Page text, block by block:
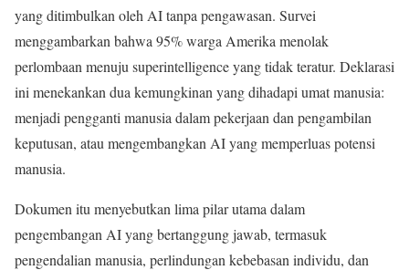
yang ditimbulkan oleh AI tanpa pengawasan. Survei
menggambarkan bahwa 95% warga Amerika menolak
perlombaan menuju superintelligence yang tidak teratur. Deklarasi
ini menekankan dua kemungkinan yang dihadapi umat manusia:
menjadi pengganti manusia dalam pekerjaan dan pengambilan
keputusan, atau mengembangkan AI yang memperluas potensi
manusia.
Dokumen itu menyebutkan lima pilar utama dalam
pengembangan AI yang bertanggung jawab, termasuk
pengendalian manusia, perlindungan kebebasan individu, dan